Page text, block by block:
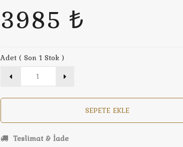
3985 ₺
Adet ( Son 1 Stok )
SEPETE EKLE
Teslimat & İade